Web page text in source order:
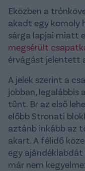
Eközben a
akadt egy komoly
sárga lapjai miatt
megsérült
érvágást jelentett
A jelek szerint a
jobban, legalábbis
tűnt. Br az első
előbb Stronati
aztánb inkább az
akart. A félidő
egy ajándéklabdát
már nem